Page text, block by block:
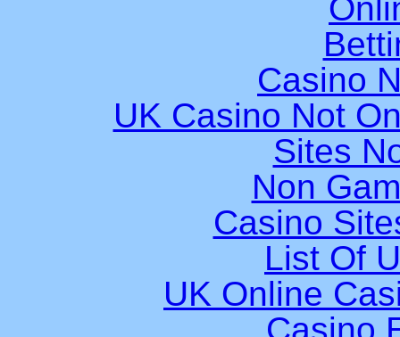
Casino
UK Casino Not
Sites
Non
Casino
List Of
UK Online